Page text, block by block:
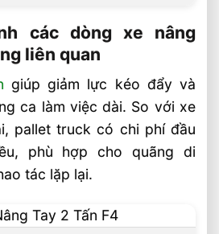
các dòng xe nâng
liên quan
giúp giảm lực kéo đẩy và
ca làm việc dài. So với xe
pallet truck có chi phí đầu
phù hợp cho quãng di
tác lặp lại.